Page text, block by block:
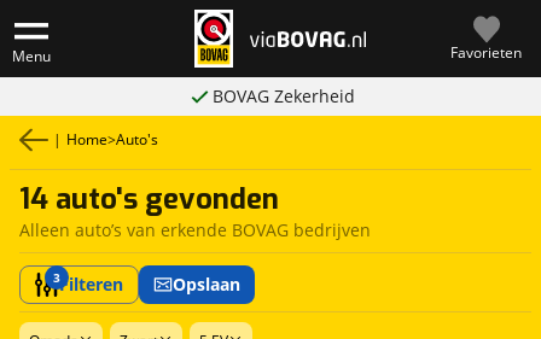
Menu Favorieten
BOVAG Zekerheid
| Home>Auto's
14 auto's gevonden
Alleen auto’s van erkende BOVAG bedrijven
3Filteren Opslaan